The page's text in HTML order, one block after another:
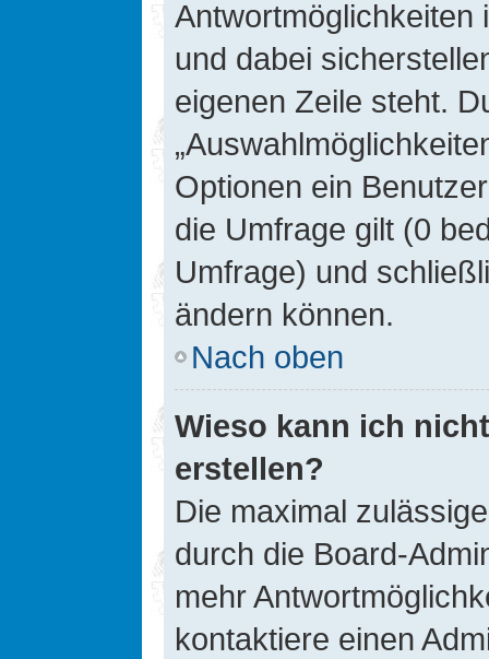
Antwortmöglichkeiten
und dabei
eigenen Zeile steht.
Optionen ein
die Umfrage gilt (0
Umfrage) und
ändern können.
Nach oben
Wieso kann ich
erstellen?
Die maximal
durch die Board-
mehr
kontaktiere einen